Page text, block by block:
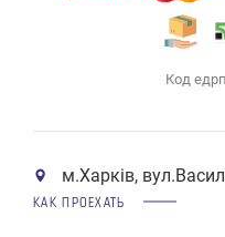
Код
м.Харків,
КАК ПРОЕХАТЬ